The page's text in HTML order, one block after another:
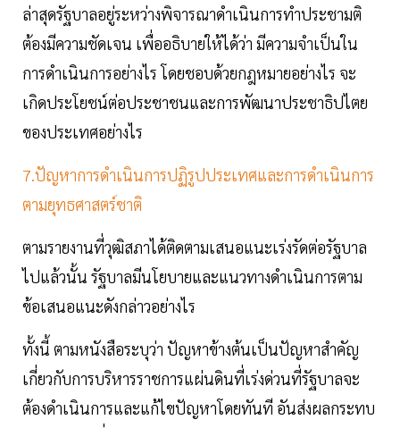
ล่าสุดรัฐบาลอยู่ระหว่างพิจารณาดำเนินการทำประชามติ
ต้องมีความชัดเจน เพื่ออธิบายให้ได้ว่า มีความจำเป็นใน
การดำเนินการอย่างไร โดยชอบด้วยกฎหมายอย่างไร จะ
เกิดประโยชน์ต่อประชาชนและการพัฒนาประชาธิปไตย
ของประเทศอย่างไร
7.ปัญหาการดำเนินการปฏิรูปประเทศและการดำเนินการ
ตามยุทธศาสตร์ชาติ
ตามรายงานที่วุฒิสภาได้ติดตามเสนอแนะเร่งรัดต่อรัฐบาล
ไปแล้วนั้น รัฐบาลมีนโยบายและแนวทางดำเนินการตาม
ข้อเสนอแนะดังกล่าวอย่างไร
ทั้งนี้ ตามหนังสือระบุว่า ปัญหาข้างต้นเป็นปัญหาสำคัญ
เกี่ยวกับการบริหารราชการแผ่นดินที่เร่งด่วนที่รัฐบาลจะ
ต้องดำเนินการและแก้ไขปัญหาโดยทันที อันส่งผลกระทบ